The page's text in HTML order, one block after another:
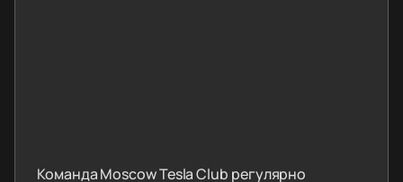
Команда Moscow Tesla Club регулярно